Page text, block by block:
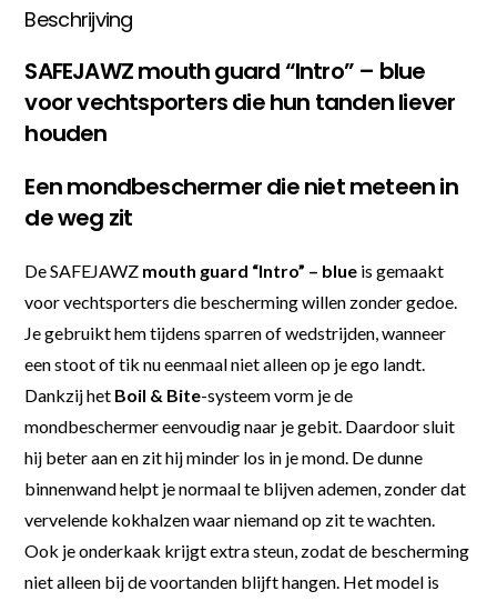
Beschrijving
SAFEJAWZ mouth guard “Intro” – blue
voor vechtsporters die hun tanden liever
houden
Een mondbeschermer die niet meteen in
de weg zit
De SAFEJAWZ mouth guard “Intro” – blue is gemaakt
voor vechtsporters die bescherming willen zonder gedoe.
Je gebruikt hem tijdens sparren of wedstrijden, wanneer
een stoot of tik nu eenmaal niet alleen op je ego landt.
Dankzij het Boil & Bite-systeem vorm je de
mondbeschermer eenvoudig naar je gebit. Daardoor sluit
hij beter aan en zit hij minder los in je mond. De dunne
binnenwand helpt je normaal te blijven ademen, zonder dat
vervelende kokhalzen waar niemand op zit te wachten.
Ook je onderkaak krijgt extra steun, zodat de bescherming
niet alleen bij de voortanden blijft hangen. Het model is